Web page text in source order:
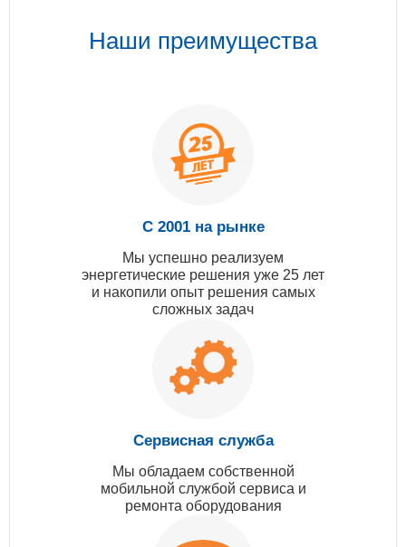
Наши преимущества
С 2001 на рынке
Мы успешно реализуем
энергетические решения уже 25 лет
и накопили опыт решения самых
сложных задач
Сервисная служба
Мы обладаем собственной
мобильной службой сервиса и
ремонта оборудования